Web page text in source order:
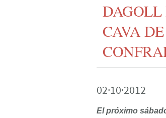
CAVA
02·10·2012
El próximo